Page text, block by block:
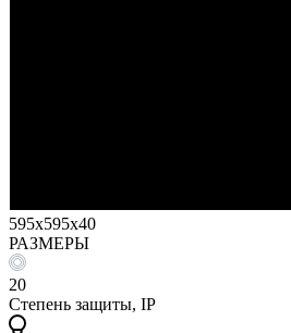
595x595x40
РАЗМЕРЫ
20
Степень защиты, IP